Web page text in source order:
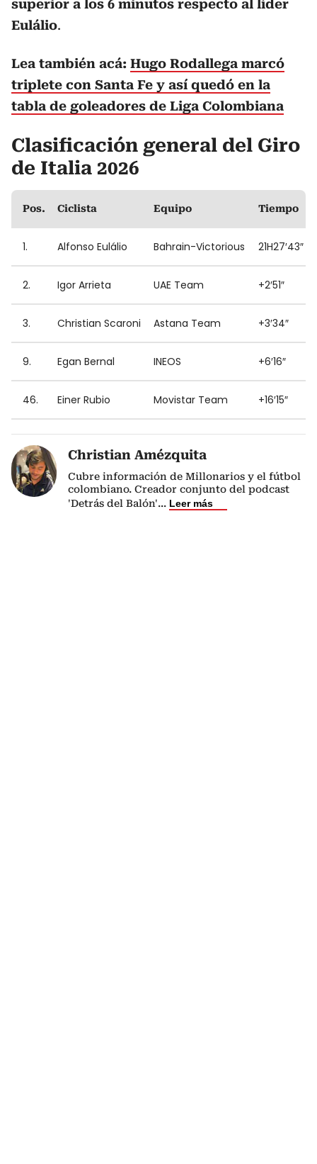
superior a los 6 minutos respecto al líder
Eulálio.
Lea también acá: Hugo Rodallega marcó
triplete con Santa Fe y así quedó en la
tabla de goleadores de Liga Colombiana
Clasificación general del Giro
de Italia 2026
Pos. Ciclista Equipo Tiempo
1. Alfonso Eulálio Bahrain-Victorious 21H27′43″
2. Igor Arrieta UAE Team +2′51″
3. Christian Scaroni Astana Team +3′34″
9. Egan Bernal INEOS +6′16″
46. Einer Rubio Movistar Team +16′15″
Christian Amézquita
Cubre información de Millonarios y el fútbol
colombiano. Creador conjunto del podcast
'Detrás del Balón'... Leer más